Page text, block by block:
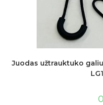
Juodas užtrauktuko